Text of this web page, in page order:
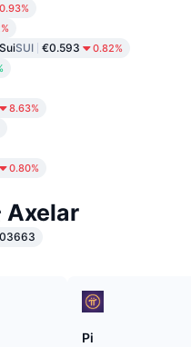
0.93%
SuiSUI €0.593 0.82%
8.63%
0.80%
Axelar
Pi